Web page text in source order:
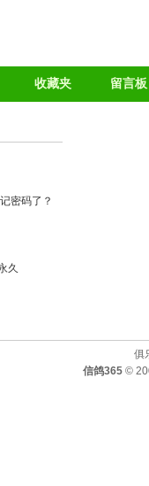
收藏夹 留言板
密码了？
久
俱
信鸽365 ©